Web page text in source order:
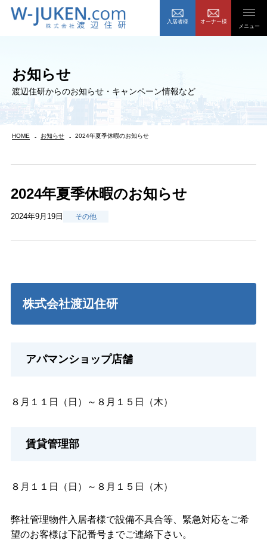
入居者様 オーナー様
メニュー
お知らせ
渡辺住研からのお知らせ・キャンペーン情報など
HOME お知らせ 2024年夏季休暇のお知らせ
2024年夏季休暇のお知らせ
2024年9月19日 その他
株式会社渡辺住研
アパマンショップ店舗
８月１１日（日）～８月１５日（木）
賃貸管理部
８月１１日（日）～８月１５日（木）
弊社管理物件入居者様で設備不具合等、緊急対応をご希
望のお客様は下記番号までご連絡下さい。